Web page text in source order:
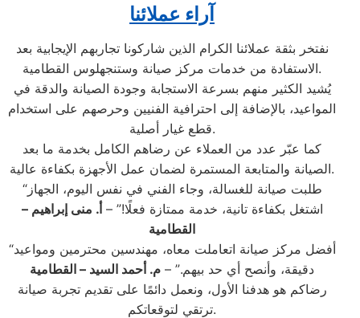
آراء عملائنا
نفتخر بثقة عملائنا الكرام الذين شاركونا تجاربهم الإيجابية بعد
الاستفادة من خدمات مركز صيانة وستنجهلوس القطامية.
يُشيد الكثير منهم بسرعة الاستجابة وجودة الصيانة والدقة في
المواعيد، بالإضافة إلى احترافية الفنيين وحرصهم على استخدام
قطع غيار أصلية.
كما عبّر عدد من العملاء عن رضاهم الكامل بخدمة ما بعد
الصيانة والمتابعة المستمرة لضمان عمل الأجهزة بكفاءة عالية.
“طلبت صيانة للغسالة، وجاء الفني في نفس اليوم، الجهاز
اشتغل بكفاءة تانية، خدمة ممتازة فعلًا!” – أ. منى إبراهيم –
القطامية
“أفضل مركز صيانة اتعاملت معاه، مهندسين محترمين ومواعيد
دقيقة، وأنصح أي حد بيهم.” – م. أحمد السيد – القطامية
رضاكم هو هدفنا الأول، ونعمل دائمًا على تقديم تجربة صيانة
ترتقي لتوقعاتكم.